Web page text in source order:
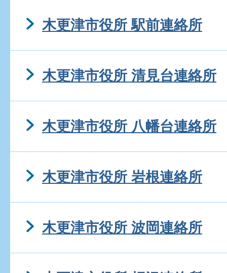
木更津市役所 駅前連絡所
木更津市役所 清見台連絡所
木更津市役所 八幡台連絡所
木更津市役所 岩根連絡所
木更津市役所 波岡連絡所